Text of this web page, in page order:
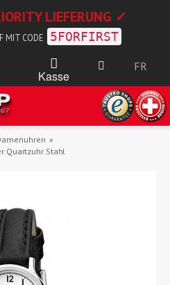
LIEFERUNG ✓
MIT CODE 5FORFIRST
Kasse
FR
Quartzuhr Stahl